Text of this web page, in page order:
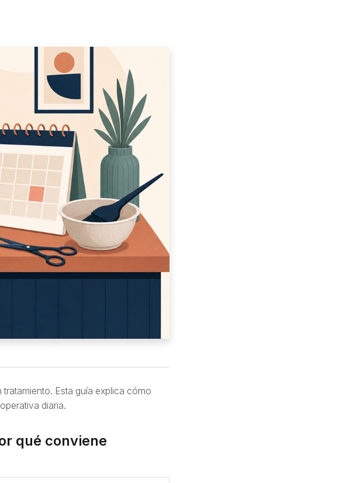
Esta guía explica cómo
diaria.
qué conviene